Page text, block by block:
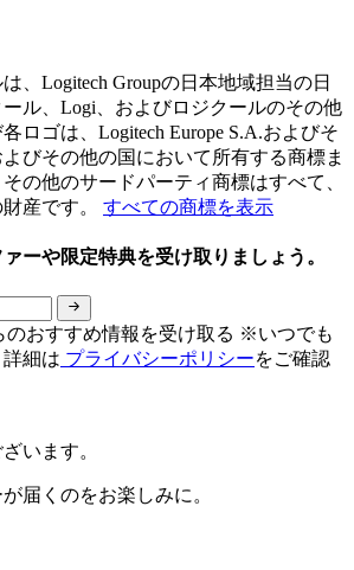
、Logitech Groupの日本地域担当の日
ル、Logi、およびロジクールのその他
ロゴは、Logitech Europe S.A.およびそ
びその他の国において所有する商標ま
の他のサードパーティ商標はすべて、
産です。 すべての商標を表示
ーや限定特典を受け取りましょう。
のおすすめ情報を受け取る ※いつでも
細は プライバシーポリシーをご確認
います。
届くのをお楽しみに。